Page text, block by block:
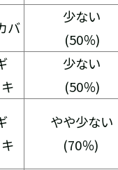
バ
少ない
(50％)
少ない
(50％)
やや少ない
(70％)